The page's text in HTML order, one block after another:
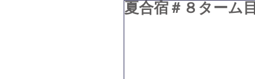
夏合宿＃８ターム目